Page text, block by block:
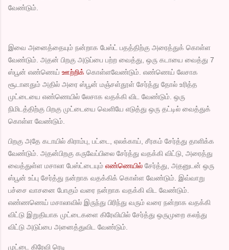
வேண்டும்.
இவை அனைத்தையும் நன்றாக பேஸ்ட் பதத்திற்கு அரைத்துக் கொள்ள
வேண்டும். அதன் பிறகு அடுப்பை பற்ற வைத்து, ஒரு கடாயை வைத்து 7
ஸ்பூன் எண்ணெய் ஊற்றிக் கொள்ளவேண்டும். எண்ணெய் லேசாக
சூடானதும் அதில் அரை ஸ்பூன் மஞ்சள்தூள் சேர்த்து தோல் உரித்த
முட்டையை எண்ணெயில் லேசாக வதக்கி விட வேண்டும். ஒரு
நிமிடத்திற்கு பிறகு முட்டையை வெளியே எடுத்து ஒரு தட்டில் வைத்துக்
கொள்ள வேண்டும்.
பிறகு அதே கடாயில் கிராம்பு, பட்டை, ஏலக்காய், சீரகம் சேர்த்து தாளிக்க
வேண்டும். அதன்பிறகு கருவேப்பிலை சேர்த்து வதக்கி விட்டு, அரைத்து
வைத்துள்ள மசாலா பேஸ்ட்டையும் எண்ணெயில் சேர்த்து, அதனுடன் ஒரு
ஸ்பூன் உப்பு சேர்த்து நன்றாக வதக்கிக் கொள்ள வேண்டும். இவ்வாறு
பச்சை வாசனை போகும் வரை நன்றாக வதக்கி விட வேண்டும்.
எண்ணணெய் மசாலாவில் இருந்து பிரிந்து வரும் வரை நன்றாக வதக்கி
விட்டு இறுதியாக முட்டைகளை கிரேவியில் சேர்த்து ஒருமுறை கலந்து
விட்டு அடுப்பை அனைத்துவிட வேண்டும்.
முட்டை கிரேவி ரெடி